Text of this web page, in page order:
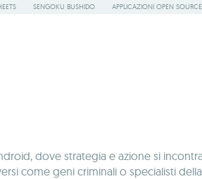
SENGOKU BUSHIDO APPLICAZIONI OPEN SOURCE
dove strategia e azione si
come geni criminali o specialisti